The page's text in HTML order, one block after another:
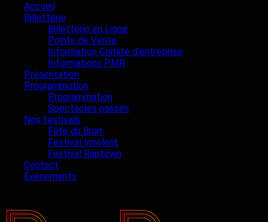
Accueil
Billetterie
Billetterie en Ligne
Points de Vente
Information Comité d’entreprise
Informations PMR
Présentation
Programmation
Programmation
Spectacles passés
Nos festivals
Fête du Bruit
Festival Insolent
Festival Raptown
Contact
Événements